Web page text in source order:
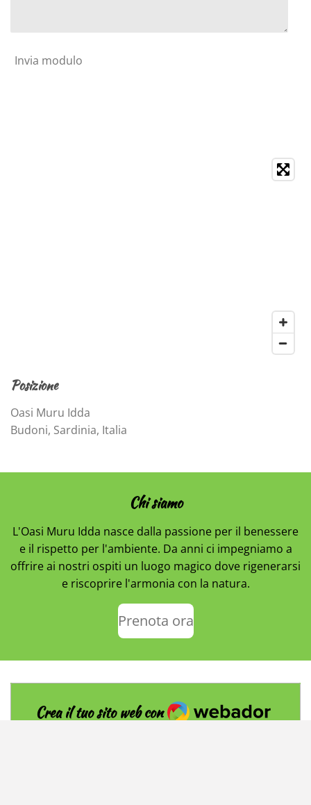
Invia modulo
Posizione
Oasi Muru Idda
Budoni, Sardinia, Italia
Chi siamo
L'Oasi Muru Idda nasce dalla passione per il benessere
e il rispetto per l'ambiente. Da anni ci impegniamo a
offrire ai nostri ospiti un luogo magico dove rigenerarsi
e riscoprire l'armonia con la natura.
Prenota ora
Crea il tuo sito web con Webador